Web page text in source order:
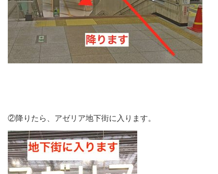
②降りたら、アゼリア地下街に入ります。